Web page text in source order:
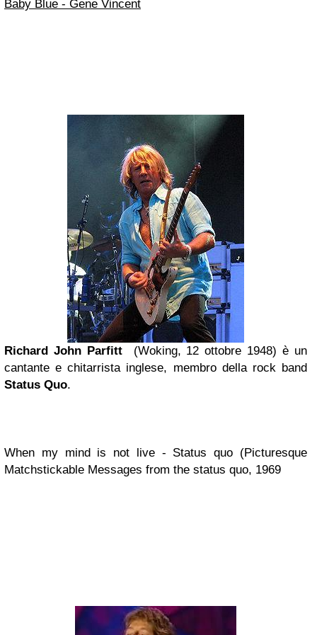
Baby Blue - Gene Vincent
Richard John Parfitt(Woking, 12 ottobre 1948) è un
cantante e chitarrista inglese, membro della rock band
Status Quo.
When my mind is not live - Status quo (Picturesque
Matchstickable Messages from the status quo, 1969